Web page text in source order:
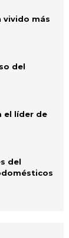
vivido más
del
el líder de
del